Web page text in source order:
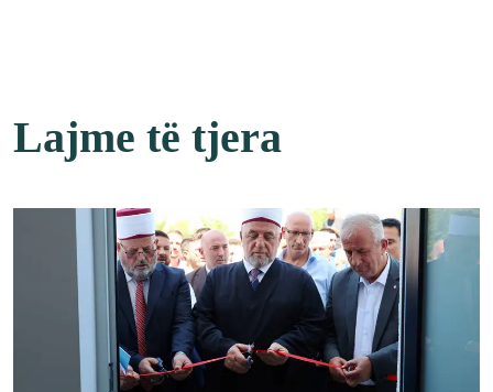
Lajme të tjera